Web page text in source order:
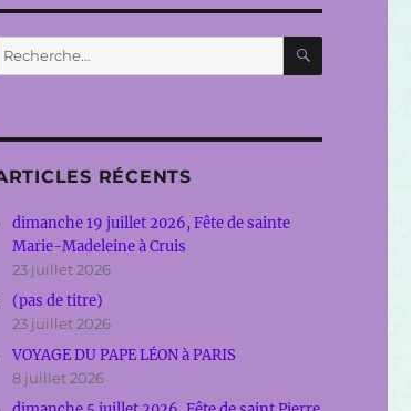
Recherche
:
RÉCENTS
dimanche 19 juillet 2026, Fête de sainte
Marie-Madeleine à Cruis
23 juillet 2026
(pas de titre)
23 juillet 2026
VOYAGE DU PAPE LÉON à PARIS
8 juillet 2026